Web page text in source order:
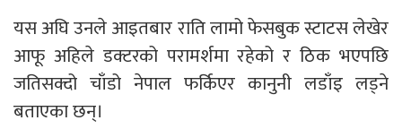
यस अघि उनले आइतबार राति लामो फेसबुक स्टाटस लेखेर
आफू अहिले डक्टरको परामर्शमा रहेको र ठिक भएपछि
जतिसक्दो चाँडो नेपाल फर्किएर कानुनी लडाँइ लड्ने
बताएका छन्।